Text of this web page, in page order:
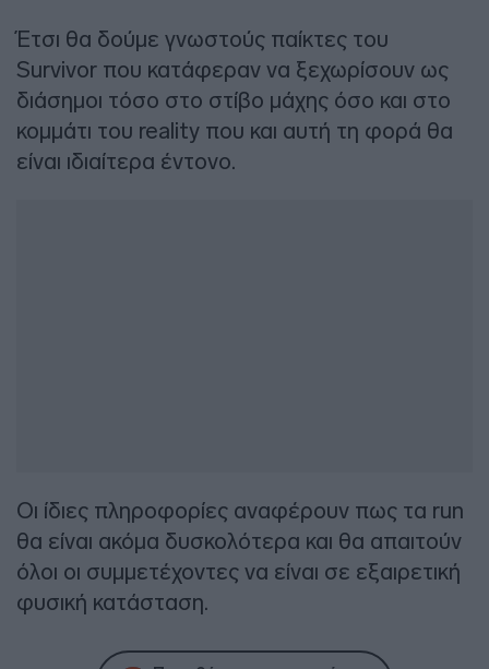
Έτσι θα δούμε γνωστούς παίκτες του
Survivor που κατάφεραν να ξεχωρίσουν ως
διάσημοι τόσο στο στίβο μάχης όσο και στο
κομμάτι του reality που και αυτή τη φορά θα
είναι ιδιαίτερα έντονο.
Οι ίδιες πληροφορίες αναφέρουν πως τα run
θα είναι ακόμα δυσκολότερα και θα απαιτούν
όλοι οι συμμετέχοντες να είναι σε εξαιρετική
φυσική κατάσταση.